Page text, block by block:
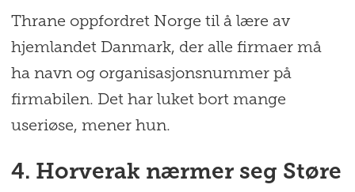
Thrane oppfordret Norge til å lære av
hjemlandet Danmark, der alle firmaer må
ha navn og organisasjonsnummer på
firmabilen. Det har luket bort mange
useriøse, mener hun.
4. Horverak nærmer seg Støre